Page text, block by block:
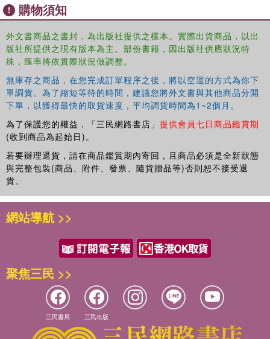
購物須知
外文書商品之書封，為出版社提供之樣本。實際出貨商品，以出
版社所提供之現有版本為主。部份書籍，因出版社供應狀況特
殊，匯率將依實際狀況做調整。
無庫存之商品，在您完成訂單程序之後，將以空運的方式為你下
單調貨。為了縮短等待的時間，建議您將外文書與其他商品分開
下單，以獲得最快的取貨速度，平均調貨時間為1~2個月。
為了保護您的權益，「三民網路書店」 提供會員七日商品鑑賞期
(收到商品為起始日)。
若要辦理退貨，請在商品鑑賞期內寄回，且商品必須是全新狀態
與完整包裝(商品、附件、發票、隨貨贈品等)否則恕不接受退
貨。
網站導航 >>
聚焦三民 >>
三民書局 三民出版